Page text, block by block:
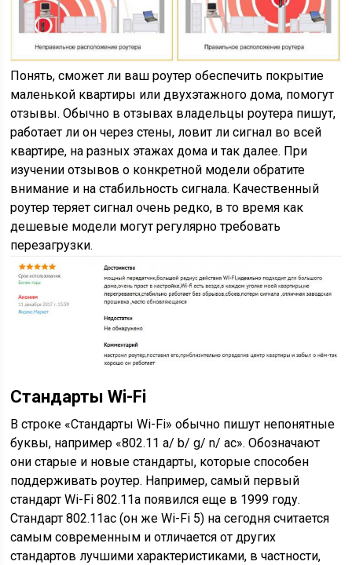
Понять, сможет ли ваш роутер обеспечить покрытие
маленькой квартиры или двухэтажного дома, помогут
отзывы. Обычно в отзывах владельцы роутера пишут,
работает ли он через стены, ловит ли сигнал во всей
квартире, на разных этажах дома и так далее. При
изучении отзывов о конкретной модели обратите
внимание и на стабильность сигнала. Качественный
роутер теряет сигнал очень редко, в то время как
дешевые модели могут регулярно требовать
перезагрузки.
Стандарты Wi-Fi
В строке «Стандарты Wi-Fi» обычно пишут непонятные
буквы, например «802.11 a/ b/ g/ n/ ac». Обозначают
они старые и новые стандарты, которые способен
поддерживать роутер. Например, самый первый
стандарт Wi-Fi 802.11a появился еще в 1999 году.
Стандарт 802.11ac (он же Wi-Fi 5) на сегодня считается
самым современным и отличается от других
стандартов лучшими характеристиками, в частности,